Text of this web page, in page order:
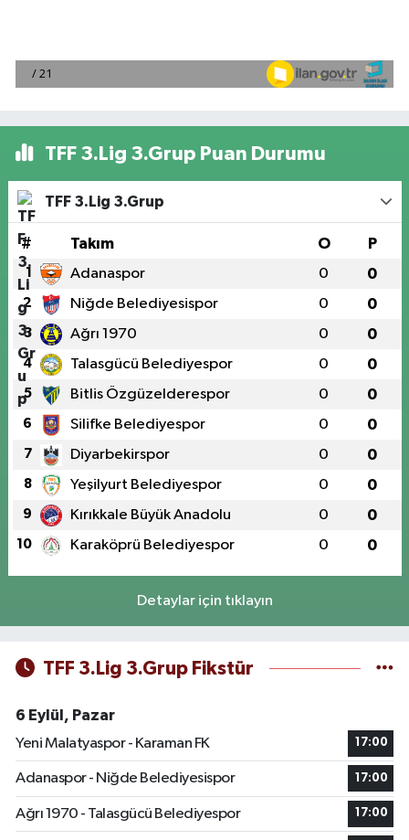
TFF 3.Lig 3.Grup Puan Durumu
TFF 3.Lig 3.Grup
# Takım O P
1 Adanaspor 0 0
2 Niğde Belediyesispor 0 0
3 Ağrı 1970 0 0
4 Talasgücü Belediyespor 0 0
5 Bitlis Özgüzelderespor 0 0
6 Silifke Belediyespor 0 0
7 Diyarbekirspor 0 0
8 Yeşilyurt Belediyespor 0 0
9 Kırıkkale Büyük Anadolu 0 0
10 Karaköprü Belediyespor 0 0
Detaylar için tıklayın
TFF 3.Lig 3.Grup Fikstür
6 Eylül, Pazar
Yeni Malatyaspor - Karaman FK
17:00
Adanaspor - Niğde Belediyesispor 17:00
Ağrı 1970 - Talasgücü Belediyespor 17:00